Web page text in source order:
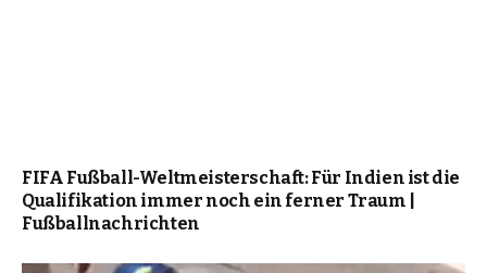
FIFA Fußball-Weltmeisterschaft: Für Indien ist die
Qualifikation immer noch ein ferner Traum |
Fußballnachrichten